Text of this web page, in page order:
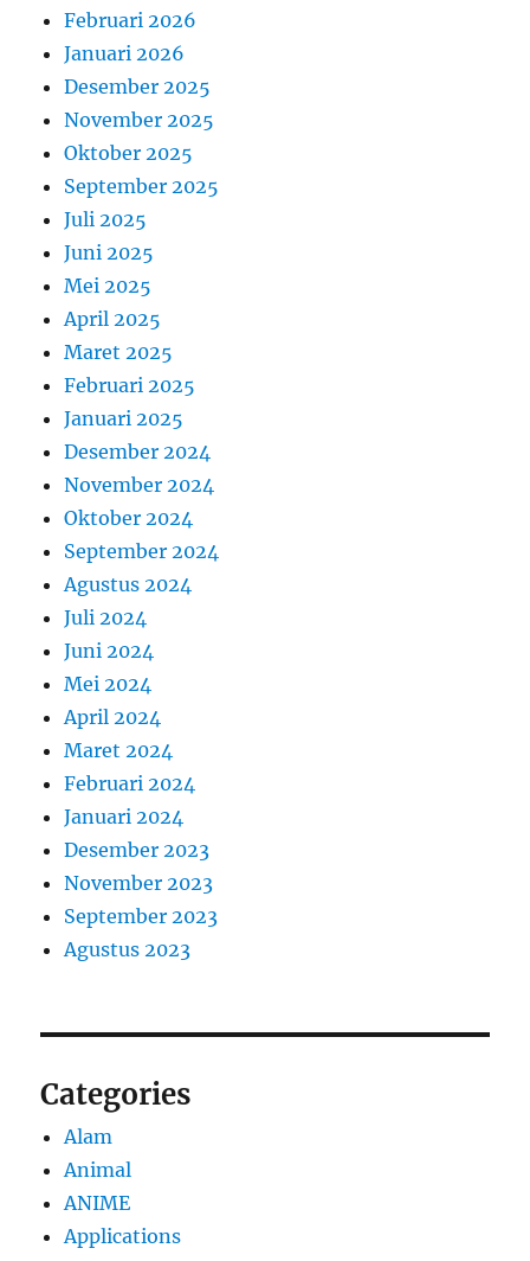
Februari 2026
Januari 2026
Desember 2025
November 2025
Oktober 2025
September 2025
Juli 2025
Juni 2025
Mei 2025
April 2025
Maret 2025
Februari 2025
Januari 2025
Desember 2024
November 2024
Oktober 2024
September 2024
Agustus 2024
Juli 2024
Juni 2024
Mei 2024
April 2024
Maret 2024
Februari 2024
Januari 2024
Desember 2023
November 2023
September 2023
Agustus 2023
Categories
Alam
Animal
ANIME
Applications